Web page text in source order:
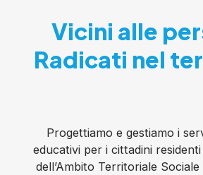
Vicini alle
Radicati nel
Progettiamo e gestiamo i
educativi per i cittadini
dell’Ambito Territoriale